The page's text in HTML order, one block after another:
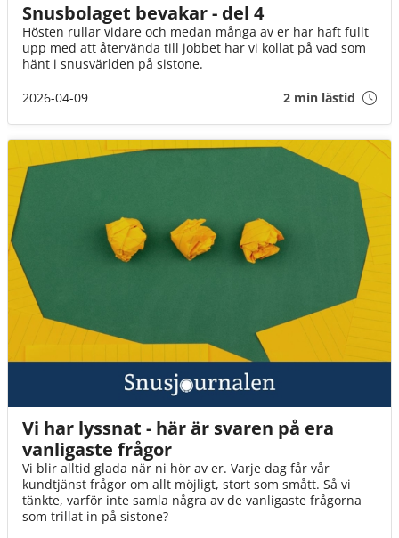
Snusbolaget bevakar - del 4
Hösten rullar vidare och medan många av er har haft fullt
upp med att återvända till jobbet har vi kollat på vad som
hänt i snusvärlden på sistone.
2026-04-09
2 min lästid
Vi har lyssnat - här är svaren på era
vanligaste frågor
Vi blir alltid glada när ni hör av er. Varje dag får vår
kundtjänst frågor om allt möjligt, stort som smått. Så vi
tänkte, varför inte samla några av de vanligaste frågorna
som trillat in på sistone?